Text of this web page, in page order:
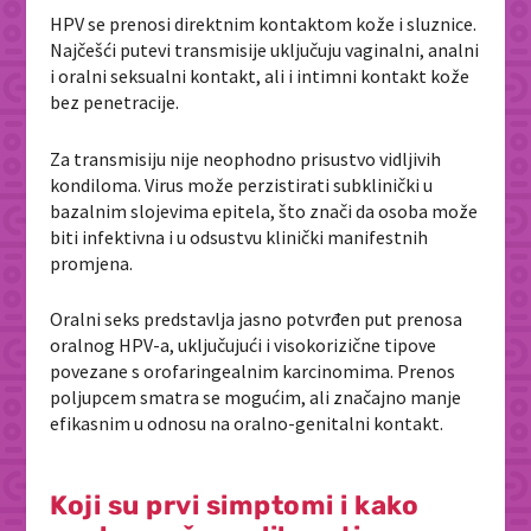
HPV se prenosi direktnim kontaktom kože i sluznice.
Najčešći putevi transmisije uključuju vaginalni, analni
i oralni seksualni kontakt, ali i intimni kontakt kože
bez penetracije.
Za transmisiju nije neophodno prisustvo vidljivih
kondiloma. Virus može perzistirati subklinički u
bazalnim slojevima epitela, što znači da osoba može
biti infektivna i u odsustvu klinički manifestnih
promjena.
Oralni seks predstavlja jasno potvrđen put prenosa
oralnog HPV-a, uključujući i visokorizične tipove
povezane s orofaringealnim karcinomima. Prenos
poljupcem smatra se mogućim, ali značajno manje
efikasnim u odnosu na oralno-genitalni kontakt.
Koji su prvi simptomi i kako